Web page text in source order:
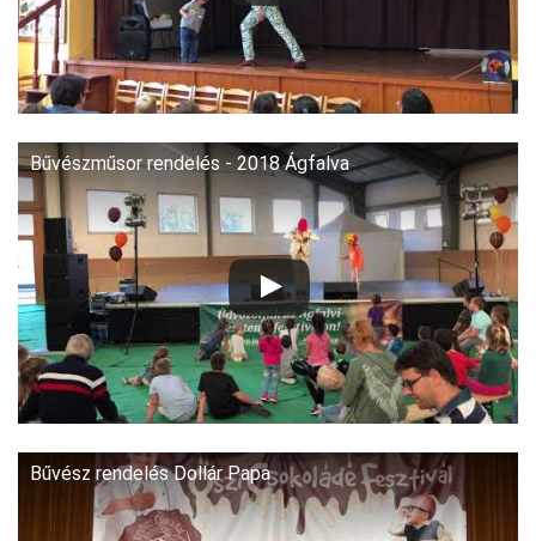
Bűvészműsor rendelés - 2018 Ágfalva
Bűvész rendelés Dollár Papa